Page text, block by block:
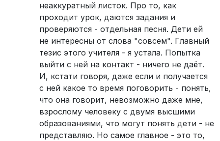
неаккуратный листок. Про то, как
проходит урок, даются задания и
проверяются - отдельная песня. Дети ей
не интересны от слова "совсем". Главный
тезис этого учителя - я устала. Попытка
выйти с ней на контакт - ничего не даёт.
И, кстати говоря, даже если и получается
с ней какое то время поговорить - понять,
что она говорит, невозможно даже мне,
взрослому человеку с двумя высшими
образованиями, что могут понять дети - не
представляю. Но самое главное - это то,